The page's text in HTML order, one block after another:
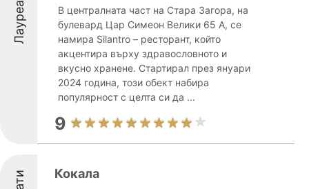
Лауреати
В централната част на Стара Загора, на
булевард Цар Симеон Велики 65 А, се
намира Silantro – ресторант, който
акцентира върху здравословното и
вкусно хранене. Стартирал през януари
2024 година, този обект набира
популярност с целта си да ...
9
Кокала